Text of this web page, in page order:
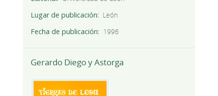
Lugar de publicación
León
Fecha de publicación
1996
Gerardo Diego y Astorga